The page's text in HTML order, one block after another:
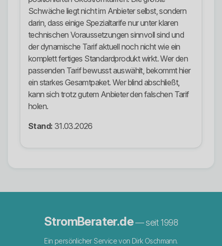
Schwäche liegt nicht im Anbieter selbst, sondern
darin, dass einige Spezialtarife nur unter klaren
technischen Voraussetzungen sinnvoll sind und
der dynamische Tarif aktuell noch nicht wie ein
komplett fertiges Standardprodukt wirkt. Wer den
passenden Tarif bewusst auswählt, bekommt hier
ein starkes Gesamtpaket. Wer blind abschließt,
kann sich trotz gutem Anbieter den falschen Tarif
holen.
Stand: 31.03.2026
StromBerater.de— seit 1998
Ein persönlicher Service von Dirk Oschmann.